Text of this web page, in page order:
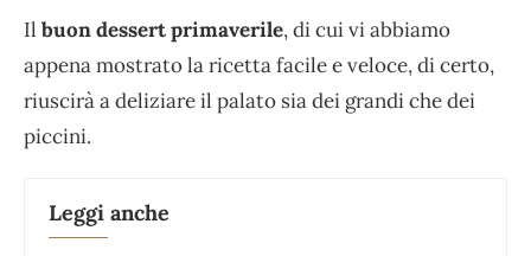
Il buon dessert primaverile, di cui vi abbiamo
appena mostrato la ricetta facile e veloce, di certo,
riuscirà a deliziare il palato sia dei grandi che dei
piccini.
Leggi anche